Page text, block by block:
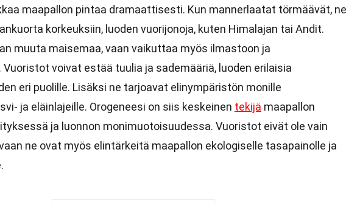
maapallon pintaa dramaattisesti. Kun mannerlaatat törmäävät, ne
korkeuksiin, luoden vuorijonoja, kuten Himalajan tai Andit.
muuta maisemaa, vaan vaikuttaa myös ilmastoon ja
voivat estää tuulia ja sademääriä, luoden erilaisia
eri puolille. Lisäksi ne tarjoavat elinympäristön monille
ja eläinlajeille. Orogeneesi on siis keskeinen tekijä maapallon
ja luonnon monimuotoisuudessa. Vuoristot eivät ole vain
ne ovat myös elintärkeitä maapallon ekologiselle tasapainolle ja